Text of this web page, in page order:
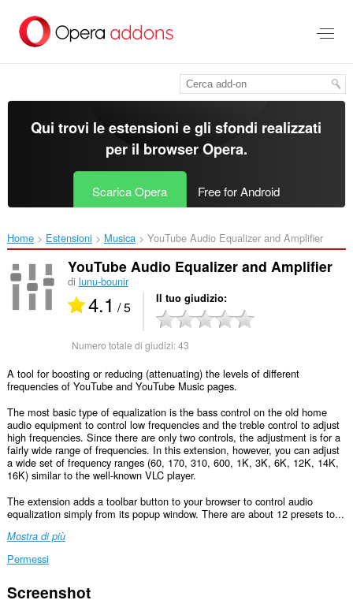
contenuto
Qui trovi le estensioni e gli sfondi realizzati
per il browser Opera.
Scarica Opera Free for Android
Home Estensioni Musica YouTube Audio Equalizer and Amplifier‎
YouTube Audio Equalizer and Amplifier
di lunu-bounir
4.1 / 5 Il tuo giudizio
Numero totale di giudizi:43
A tool for boosting or reducing (attenuating) the levels of different
frequencies of YouTube and YouTube Music pages.
The most basic type of equalization is the bass control on the old home
audio equipment to control low frequencies and the treble control to adjust
high frequencies. Since there are only two controls, the adjustment is for a
fairly wide range of frequencies. In this extension, however, you can adjust
a wide set of frequency ranges (60, 170, 310, 600, 1K, 3K, 6K, 12K, 14K,
16K) similar to the well-known VLC player.
The extension adds a toolbar button to your browser to control audio
equalization simply from its popup window. There are about 12 presets to...
Mostra di più
Permessi
Questa
Screenshot